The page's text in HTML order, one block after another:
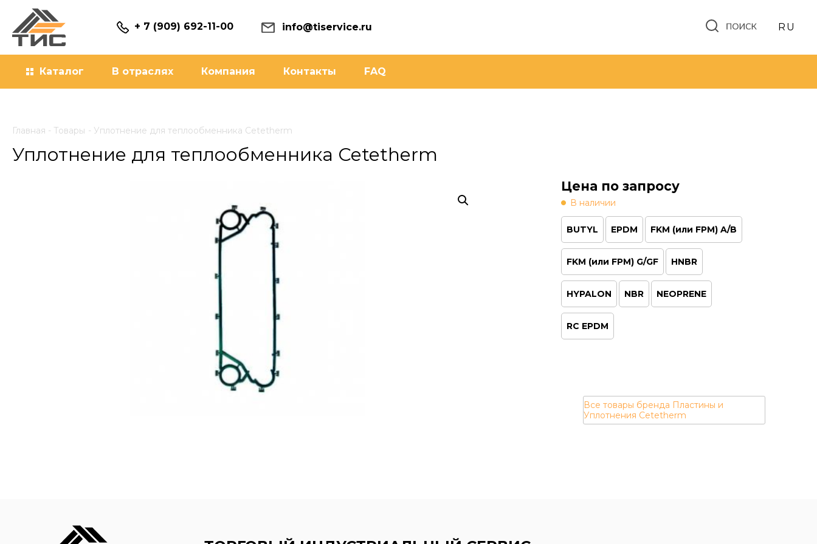
содержимому
+ 7 (909) 692-11-00 info@tiservice.ru RU
Каталог В отраслях Компания Контакты FAQ
Главная Товары Уплотнение для теплообменника Cetetherm
Уплотнение для теплообменника Cetetherm
Пластины и
Уплотнения Cetetherm
BUTYL EPDM FKM (или FPM) A/B
FKM (или FPM) G/GF HNBR
HYPALON NBR NEOPRENE
RC EPDM